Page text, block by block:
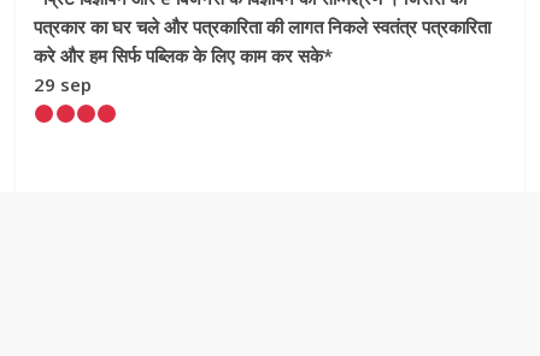
पत्रकार का घर चले और पत्रकारिता की लागत निकले स्वतंत्र पत्रकारिता
करे और हम सिर्फ पब्लिक के लिए काम कर सके*
29 sep